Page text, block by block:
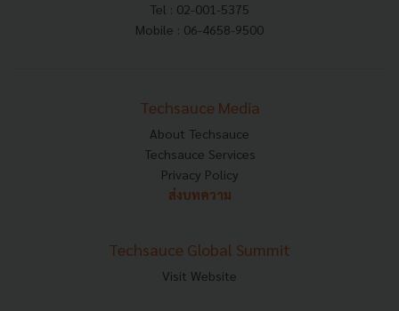
Tel : 02-001-5375
Mobile : 06-4658-9500
Techsauce Media
About Techsauce
Techsauce Services
Privacy Policy
ส่งบทความ
Techsauce Global Summit
Visit Website